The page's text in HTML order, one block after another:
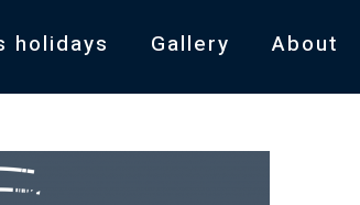
holidays Gallery About